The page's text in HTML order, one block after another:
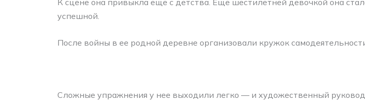
успешной.
После войны в ее родной деревне организовали кружок
Сложные упражнения у нее выходили легко — и художественный